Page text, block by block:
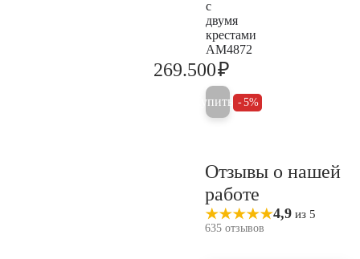
с
двумя
крестами
AM4872
269.500₽
Купить 5%
Отзывы о нашей
работе
4,9 из 5
635 отзывов